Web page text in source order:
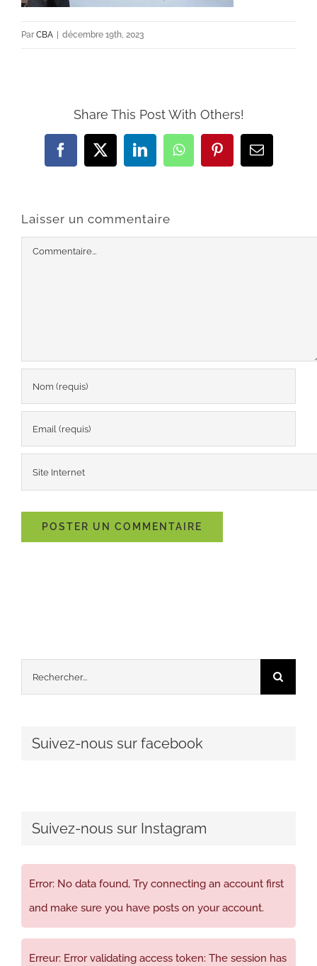
Par CBA | décembre 19th, 2023
Share This Post With Others!
Facebook
X LinkedInWhatsAppPinterestEmail
Laisser un commentaire
Commentaire
Rechercher:
Suivez-nous sur facebook
Suivez-nous sur Instagram
Error: No data found, Try connecting an account first
and make sure you have posts on your account.
Erreur: Error validating access token: The session has